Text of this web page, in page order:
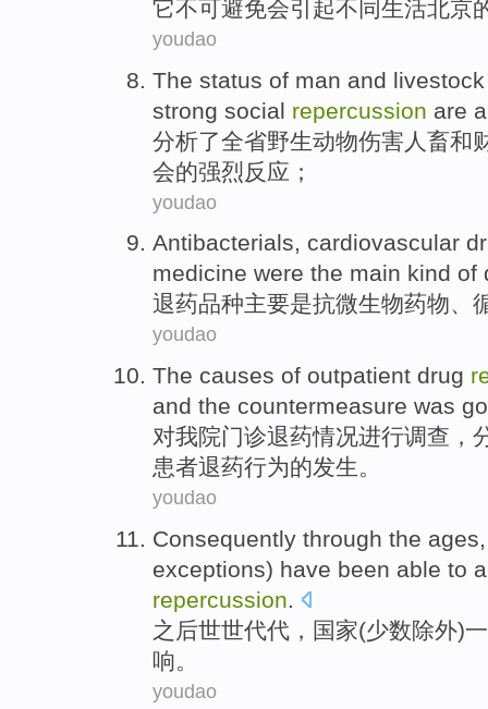
它不可避免会引起不同生活北京
youdao
The status of man and
strong social repercussion are
分析了全省野生动物伤害人畜和
会的强烈反应；
youdao
Antibacterials, cardiovascular
medicine were the main kind of
退药品种主要是抗微生物药物、
youdao
The causes of outpatient drug
and the countermeasure was
对我院门诊退药情况进行调查，
患者退药行为的发生。
youdao
Consequently through the
exceptions) have been able to
repercussion.
之后世世代代， 国家(少数除外)
响。
youdao